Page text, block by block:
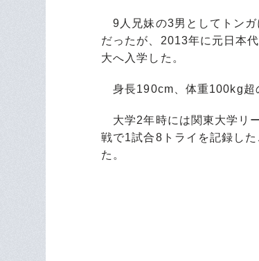
9人兄妹の3男としてトンガ
だったが、2013年に元日本
大へ入学した。
身長190cm、体重100kg超
大学2年時には関東大学リ
戦で1試合8トライを記録し
た。